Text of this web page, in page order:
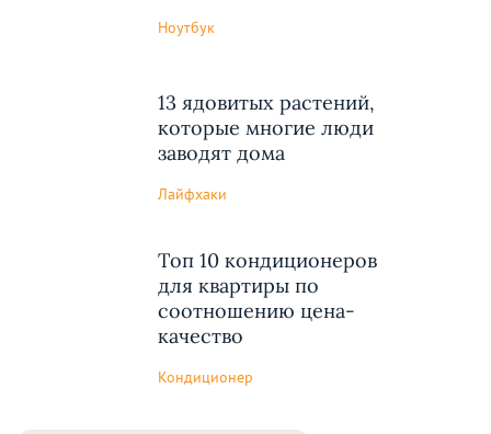
Ноутбук
13 ядовитых растений,
которые многие люди
заводят дома
Лайфхаки
Топ 10 кондиционеров
для квартиры по
соотношению цена-
качество
Кондиционер